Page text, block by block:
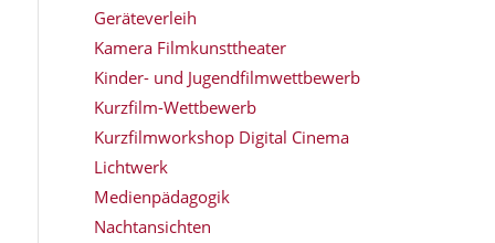
Geräteverleih
Kamera Filmkunsttheater
Kinder- und Jugendfilmwettbewerb
Kurzfilm-Wettbewerb
Kurzfilmworkshop Digital Cinema
Lichtwerk
Medienpädagogik
Nachtansichten